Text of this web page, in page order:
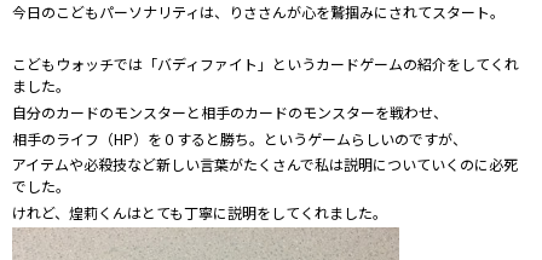
今日のこどもパーソナリティは、りささんが心を鷲掴みにされてスタート。
こどもウォッチでは「バディファイト」というカードゲームの紹介をしてくれ
ました。
自分のカードのモンスターと相手のカードのモンスターを戦わせ、
相手のライフ（HP）を０すると勝ち。というゲームらしいのですが、
アイテムや必殺技など新しい言葉がたくさんで私は説明についていくのに必死
でした。
けれど、煌莉くんはとても丁寧に説明をしてくれました。